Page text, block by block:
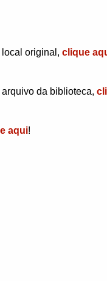
original, clique
da biblioteca,
aqui!